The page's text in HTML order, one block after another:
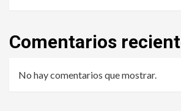
Comentarios
No hay comentarios que mostrar.